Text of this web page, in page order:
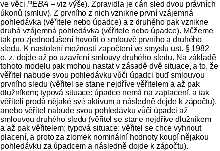
ve věci PEBA – viz výše). Zpravidla je dán sled dvou právních
úkonů (smluv). Z prvního z nich vznikne první vzájemná
pohledávka (věřitele nebo úpadce) a z druhého pak vznikne
druhá vzájemná pohledávka (věřitele nebo úpadce). Můžeme
tak pro zjednodušení hovořit o smlouvě prvního a druhého
sledu. K nastolení možnosti započtení ve smyslu ust. § 1982
o. z. dojde až po uzavření smlouvy druhého sledu. Na základě
tohoto modelu pak mohou nastat v zásadě dvě situace, a to, že
věřitel nabude svou pohledávku vůči úpadci buď smlouvou
prvního sledu (věřitel se stane nejdříve věřitelem a až pak
dlužníkem; typová situace: úpadce nemá na zaplacení, a tak
věřiteli prodá nějaké své aktivum a následně dojde k zápočtu),
anebo věřitel nabude svou pohledávku vůči úpadci až
smlouvou druhého sledu (věřitel se stane nejdříve dlužníkem
a až pak věřitelem; typová situace: věřitel se chce vyhnout
placení, a proto za zlomek nominální hodnoty koupí nějakou
pohledávku za úpadcem a následně dojde k zápočtu).